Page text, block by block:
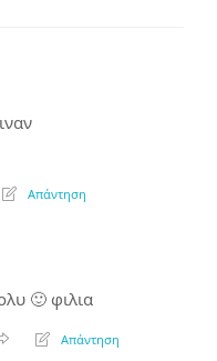
Απάντηση
🙂 φιλια
Απάντηση